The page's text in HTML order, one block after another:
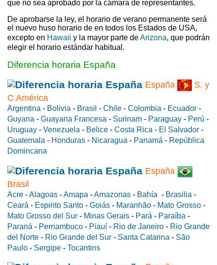
que no sea aprobado por la cámara de representantes.
De aprobarse la ley, el horario de verano permanente será
el nuevo huso horario de en todos los Estados de USA,
excepto en Hawaii y la mayor parte deArizona, que podrán
elegir el horario estándar habitual.
Diferencia horaria España
España
S. y
C.América
Argentina - Bolivia - Brasil - Chile - Colombia - Ecuador -
Guyana - Guayana Francesa - Surinam - Paraguay - Perú -
Uruguay - Venezuela - Belice - Costa Rica - El Salvador -
Guatemala - Honduras - Nicaragua - Panamá - República
Domincana
España
Brasil
Acre -Alagoas -Amapa -Amazonas - Bahía - Brasilia -
Ceará - Espirito Santo - Goiás - Maranhão - Mato Grosso -
Mato Grosso del Sur - Minas Gerais - Pará - Paraíba -
Paraná - Pernambuco - Piauí - Rio de Janeiro - Rio Grande
del Norte - Rio Grande del Sur - Santa Catarina - São
Paulo - Sergipe - Tocantins